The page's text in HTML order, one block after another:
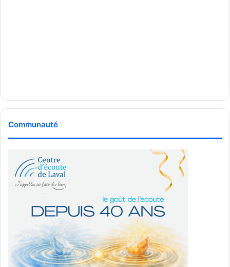
Communauté